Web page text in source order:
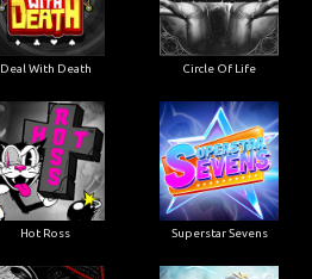
Deal With Death Circle Of Life
Hot Ross Superstar Sevens